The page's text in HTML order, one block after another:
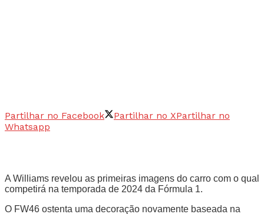
Partilhar no Facebook Partilhar no XPartilhar no
Whatsapp
A Williams revelou as primeiras imagens do carro com o qual
competirá na temporada de 2024 da Fórmula 1.
O FW46 ostenta uma decoração novamente baseada na